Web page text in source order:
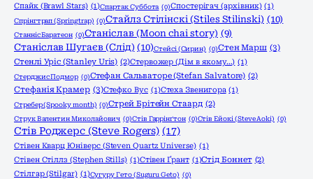
Спайк (Brawl Stars) (1)Спартак Суббота (0)Спостерігач (архівник) (1)
Спрінгтрап (Springtrap) (0)Стайлз Стілінскі (Stiles Stilinski) (10)
Станніс Баратеон (0)Станіслав (Moon chai story) (9)
Станіслав Шугаєв (Слід) (10)Стейсі (Сирин) (0)Стен Марш (3)
Стенлі Уріс (Stanley Uris) (2)Стервожер (Дім в якому…) (1)
Стерджис Подмор (0)Стефан Сальваторе (Stefan Salvatore) (2)
Стефанія Крамер (3)Стефко Вус (1)Стеха Звенигора (1)
Стребер (Spooky month) (0)Стрей Брітейн Стаард (2)
Струк Валентин Миколайович (0)Стів Гаррінґтон (0)Стів Ейокі (Steve Aoki) (0)
Стів Роджерс (Steve Rogers) (17)
Стівен Кварц Юніверс (Steven Quartz Universe) (1)
Стівен Стіллз (Stephen Stills) (1)Стівен Ґрант (1)Стід Боннет (2)
Стілгар (Stilgar) (1)Сугуру Гето (Suguru Geto) (0)